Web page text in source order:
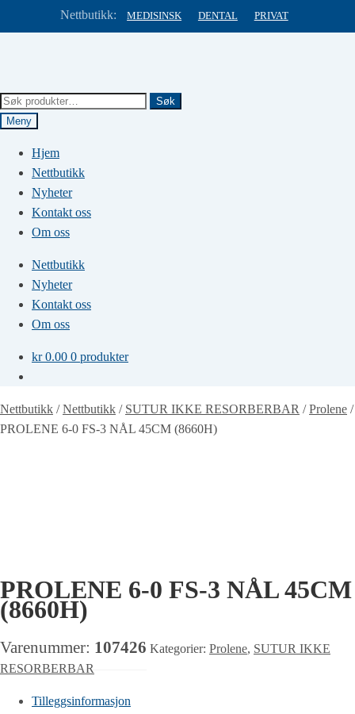
Nettbutikk: MEDISINSK DENTAL PRIVAT
Søk
etter:
Søk
Meny
Hjem
Nettbutikk
Nyheter
Kontakt oss
Om oss
Nettbutikk
Nyheter
Kontakt oss
Om oss
kr0.00 0 produkter
Nettbutikk /Nettbutikk / SUTUR IKKE RESORBERBAR /Prolene /
PROLENE 6-0 FS-3 NÅL 45CM (8660H)
PROLENE 6-0 FS-3 NÅL 45CM
(8660H)
Varenummer: 107426 Kategorier: Prolene, SUTUR IKKE
RESORBERBAR
Tilleggsinformasjon